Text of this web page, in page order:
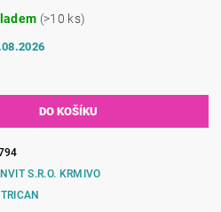
(>10 ks)
S.R.O. KRMIVO